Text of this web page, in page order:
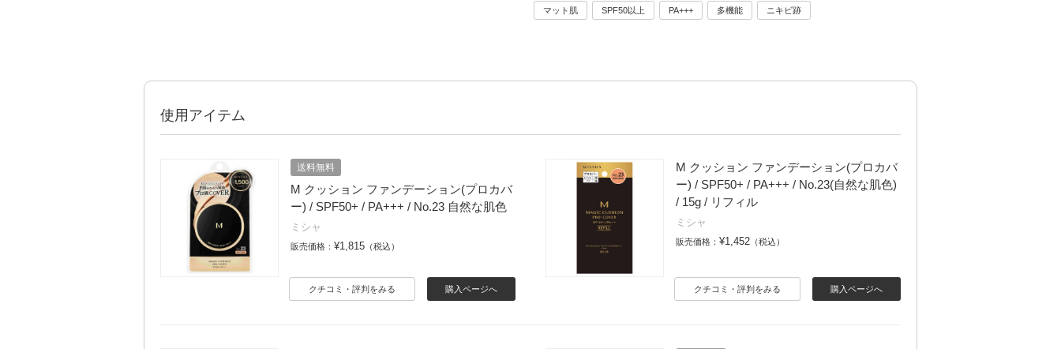
マット肌 SPF50以上 PA+++ 多機能 ニキビ跡
使用アイテム
送料無料
M クッション ファンデーション(プロカバ
ー) / SPF50+ / PA+++ / No.23 自然な肌色
ミシャ
販売価格： ¥1,815 （税込）
購入ページへ
クチコミ・評判をみる
M クッション ファンデーション(プロカバ
ー) / SPF50+ / PA+++ / No.23(自然な肌色)
/ 15g / リフィル
ミシャ
販売価格： ¥1,452 （税込）
購入ページへ
クチコミ・評判をみる